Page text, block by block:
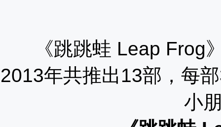
《跳跳蛙 Leap Frog
2013年共推出13部，每
小